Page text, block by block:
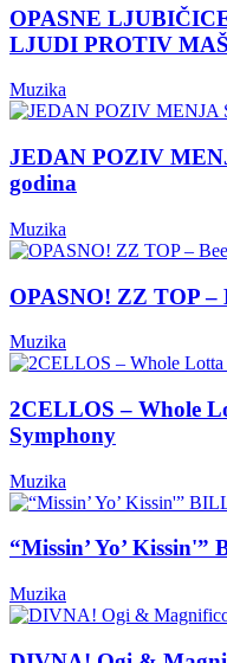
OPASNE
LJUDI PROTIV
Muzika
JEDAN POZIV
godina
Muzika
OPASNO! ZZ TOP –
Muzika
2CELLOS – Whole
Symphony
Muzika
“Missin’ Yo’
Muzika